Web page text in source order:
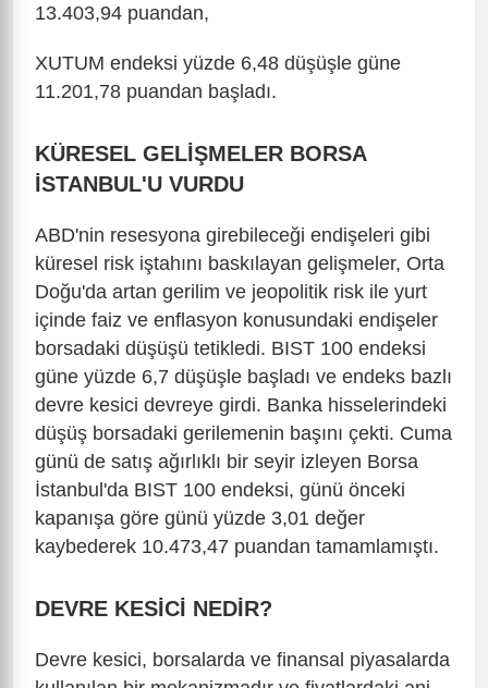
13.403,94 puandan,
XUTUM endeksi yüzde 6,48 düşüşle güne
11.201,78 puandan başladı.
KÜRESEL GELİŞMELER BORSA
İSTANBUL'U VURDU
ABD'nin resesyona girebileceği endişeleri gibi
küresel risk iştahını baskılayan gelişmeler, Orta
Doğu'da artan gerilim ve jeopolitik risk ile yurt
içinde faiz ve enflasyon konusundaki endişeler
borsadaki düşüşü tetikledi. BIST 100 endeksi
güne yüzde 6,7 düşüşle başladı ve endeks bazlı
devre kesici devreye girdi. Banka hisselerindeki
düşüş borsadaki gerilemenin başını çekti. Cuma
günü de satış ağırlıklı bir seyir izleyen Borsa
İstanbul'da BIST 100 endeksi, günü önceki
kapanışa göre günü yüzde 3,01 değer
kaybederek 10.473,47 puandan tamamlamıştı.
DEVRE KESİCİ NEDİR?
Devre kesici, borsalarda ve finansal piyasalarda